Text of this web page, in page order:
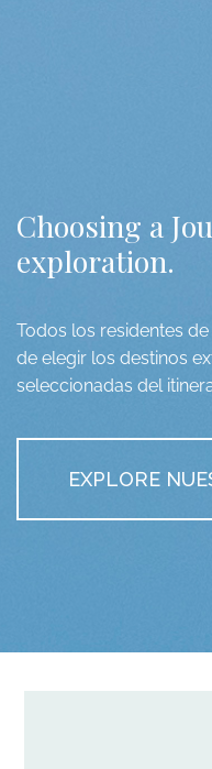
Choosing a
exploration.
Todos los residentes de
de elegir los destinos
seleccionadas del
EXPLORE